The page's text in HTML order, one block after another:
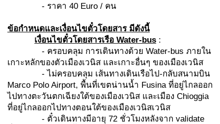
- ราคา 40 Euro / คน
ข้อกำหนดและเงื่อนไขตั๋วโดยสาร มีดังนี้
เงื่อนไขตั๋วโดยสารเรือ Water-bus :
- ครอบคลุม การเดินทางด้วย Water-bus ภายใน
เกาะหลักของตัวเมืองเวนิส และเกาะอื่นๆ ของเมืองเวนิส
- ไม่ครอบคลุม เส้นทางเดินเรือไป-กลับสนามบิน
Marco Polo Airport, พื้นที่เขตน่านน้ำ Fusina ที่อยู่ไกลออก
ไปทางตะวันตกเฉียงใต้ของเมืองเวนิส และเมือง Chioggia
ที่อยู่ไกลออกไปทางตอนใต้ของเมืองเวนิสเวนิส
- ตั๋วเดินทางมีอายุ 72 ชั่วโมงหลังจาก validate